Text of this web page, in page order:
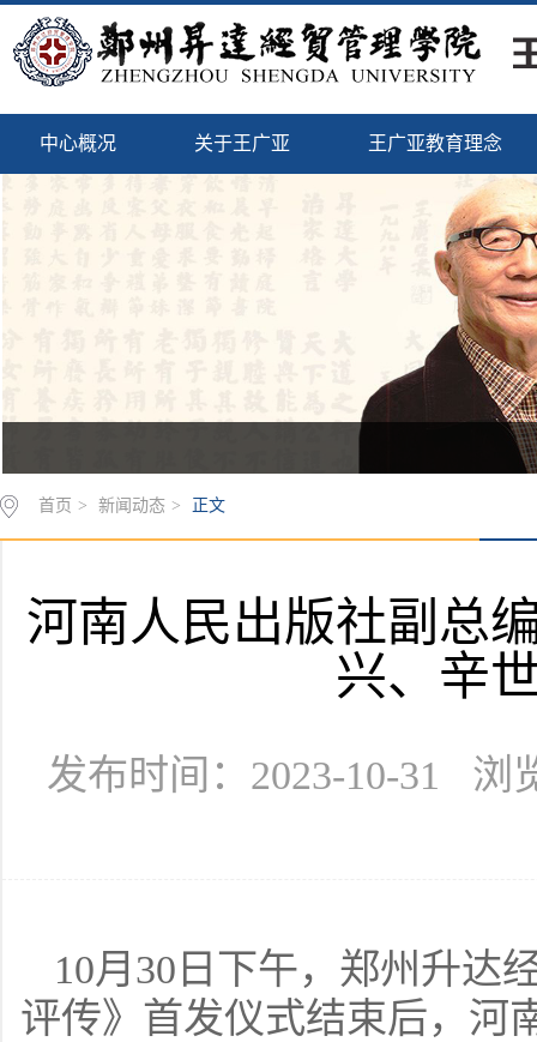
中心概况 关于王广亚 王广亚教育理念
首页 > 新闻动态 > 正文
河南人民出版社副总
兴、辛
发布时间：2023-10-31 浏
10月30日下午，郑州升达
评传》首发仪式结束后，河